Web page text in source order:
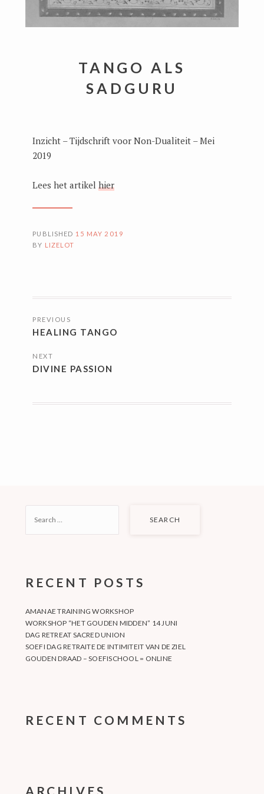
TANGO ALS
SADGURU
Inzicht – Tijdschrift voor Non-Dualiteit – Mei
2019
Lees het artikelhier
PUBLISHED 15 MAY 2019
BY LIZELOT
NAVIGATION
PREVIOUS
HEALING TANGO
NEXT
DIVINE PASSION
FOR:
RECENT POSTS
AMANAE TRAINING WORKSHOP
WORKSHOP “HET GOUDEN MIDDEN” 14 JUNI
DAG RETREAT SACRED UNION
SOEFI DAG RETRAITE DE INTIMITEIT VAN DE ZIEL
GOUDEN DRAAD – SOEFISCHOOL = ONLINE
RECENT COMMENTS
ARCHIVES